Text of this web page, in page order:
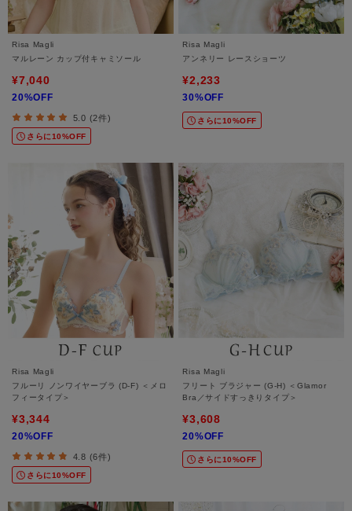
Risa Magli
マルレーン カップ付キャミソール
¥7,040
20%OFF
5.0 (2件)
さらに10%OFF
Risa Magli
アンネリー レースショーツ
¥2,233
30%OFF
さらに10%OFF
Risa Magli
フルーリ ノンワイヤーブラ (D-F) ＜メロ
フィータイプ＞
¥3,344
20%OFF
4.8 (6件)
さらに10%OFF
Risa Magli
フリート ブラジャー (G-H) ＜Glamor
Bra／サイドすっきりタイプ＞
¥3,608
20%OFF
さらに10%OFF